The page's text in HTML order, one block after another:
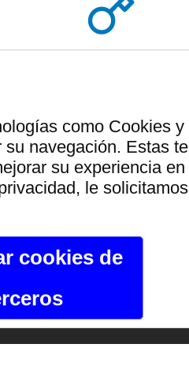
seguridad en
solo
más verdes
Aviso Legal
como Cookies
navegación. Estas
su experiencia
le
cookies de